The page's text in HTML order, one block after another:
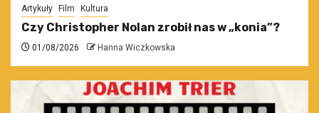
Artykuły Film Kultura
Czy Christopher Nolan zrobił nas w „konia”?
01/08/2026 Hanna Wiczkowska